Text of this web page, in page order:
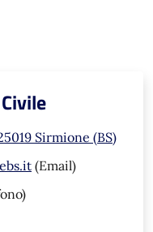
Sirmione (BS)
(Email)